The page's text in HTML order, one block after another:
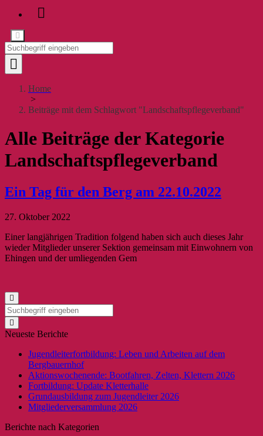
Home
>
Beiträge mit dem Schlagwort "Landschaftspflegeverband"
Alle Beiträge der Kategorie
Landschaftspflegeverband
Ein Tag für den Berg am 22.10.2022
27. Oktober 2022
Einer langjährigen Tradition folgend haben sich auch dieses Jahr
wieder Mitglieder unserer Sektion gemeinsam mit Einwohnern von
Ehingen und der umliegenden Gem
Neueste Berichte
Jugendleiterfortbildung: Leben und Arbeiten auf dem
Bergbauernhof
Aktionswochenende: Bootfahren, Zelten, Klettern 2026
Fortbildung: Update Kletterhalle
Grundausbildung zum Jugendleiter 2026
Mitgliederversammlung 2026
Berichte nach Kategorien